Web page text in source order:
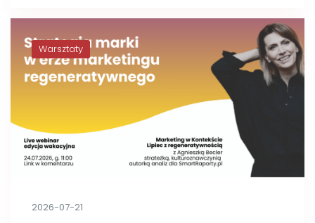
Warsztaty
2026-07-21